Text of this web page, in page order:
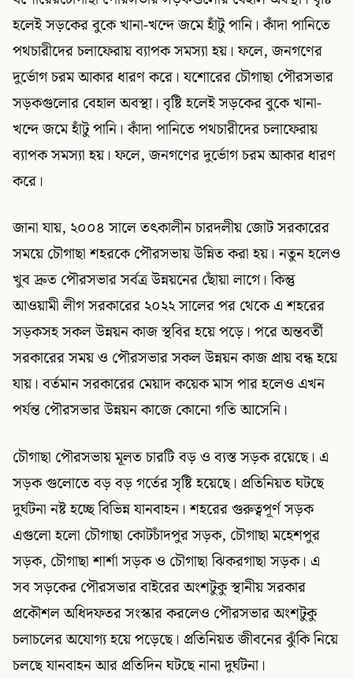
হলেই সড়কের বুকে খানা-খন্দে জমে হাঁটু পানি। কাঁদা পানিতে
পথচারীদের চলাফেরায় ব্যাপক সমস্যা হয়। ফলে, জনগণের
দুর্ভোগ চরম আকার ধারণ করে। যশোরের চৌগাছা পৌরসভার
সড়কগুলোর বেহাল অবস্থা। বৃষ্টি হলেই সড়কের বুকে খানা-
খন্দে জমে হাঁটু পানি। কাঁদা পানিতে পথচারীদের চলাফেরায়
ব্যাপক সমস্যা হয়। ফলে, জনগণের দুর্ভোগ চরম আকার ধারণ
করে।
জানা যায়, ২০০৪ সালে তৎকালীন চারদলীয় জোট সরকারের
সময়ে চৌগাছা শহরকে পৌরসভায় উন্নিত করা হয়। নতুন হলেও
খুব দ্রুত পৌরসভার সর্বত্র উন্নয়নের ছোঁয়া লাগে। কিন্তু
আওয়ামী লীগ সরকারের ২০২২ সালের পর থেকে এ শহরের
সড়কসহ সকল উন্নয়ন কাজ স্থবির হয়ে পড়ে। পরে অন্তবর্তী
সরকারের সময় ও পৌরসভার সকল উন্নয়ন কাজ প্রায় বন্ধ হয়ে
যায়। বর্তমান সরকারের মেয়াদ কয়েক মাস পার হলেও এখন
পর্যন্ত পৌরসভার উন্নয়ন কাজে কোনো গতি আসেনি।
চৌগাছা পৌরসভায় মূলত চারটি বড় ও ব্যস্ত সড়ক রয়েছে। এ
সড়ক গুলোতে বড় বড় গর্তের সৃষ্টি হয়েছে। প্রতিনিয়ত ঘটছে
দুর্ঘটনা নষ্ট হচ্ছে বিভিন্ন যানবাহন। শহরের গুরুত্বপূর্ণ সড়ক
এগুলো হলো চৌগাছা কোটচাঁদপুর সড়ক, চৌগাছা মহেশপুর
সড়ক, চৌগাছা শার্শা সড়ক ও চৌগাছা ঝিকরগাছা সড়ক। এ
সব সড়কের পৌরসভার বাইরের অংশটুকু স্থানীয় সরকার
প্রকৌশল অধিদফতর সংস্কার করলেও পৌরসভার অংশটুকু
চলাচলের অযোগ্য হয়ে পড়েছে। প্রতিনিয়ত জীবনের ঝুঁকি নিয়ে
চলছে যানবাহন আর প্রতিদিন ঘটছে নানা দুর্ঘটনা।